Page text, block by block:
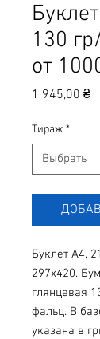
130
от
1 945,00 ₴
Тираж *
Буклет А4,
297x420.
глянцевая
фальц. В
указана в